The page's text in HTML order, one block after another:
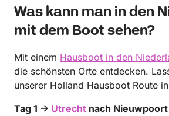
Was kann man in den
mit dem Boot sehen?
Mit einem Hausboot in den
die schönsten Orte entdecken.
unserer Holland Hausboot Route
Tag 1 → Utrecht nach Nieuwpoort